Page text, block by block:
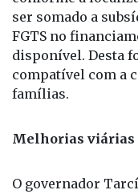
disponível. Desta
compatível com a
famílias.
Melhorias viárias
O governador